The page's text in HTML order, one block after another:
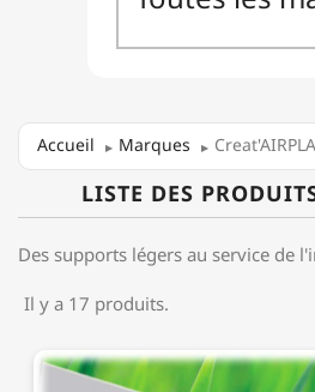
Accueil Marques
LISTE DES
Des supports légers au service de
Il y a 17 produits.